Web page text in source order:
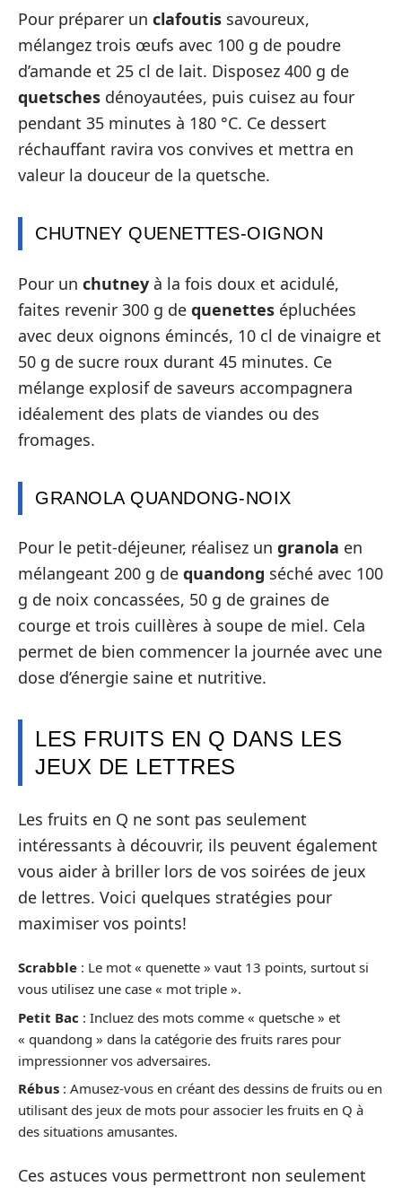
Pour préparer un clafoutis savoureux,
mélangez trois œufs avec 100 g de poudre
d’amande et 25 cl de lait. Disposez 400 g de
quetsches dénoyautées, puis cuisez au four
pendant 35 minutes à 180 °C. Ce dessert
réchauffant ravira vos convives et mettra en
valeur la douceur de la quetsche.
CHUTNEY QUENETTES-OIGNON
Pour un chutney à la fois doux et acidulé,
faites revenir 300 g de quenettes épluchées
avec deux oignons émincés, 10 cl de vinaigre et
50 g de sucre roux durant 45 minutes. Ce
mélange explosif de saveurs accompagnera
idéalement des plats de viandes ou des
fromages.
GRANOLA QUANDONG-NOIX
Pour le petit-déjeuner, réalisez un granola en
mélangeant 200 g de quandong séché avec 100
g de noix concassées, 50 g de graines de
courge et trois cuillères à soupe de miel. Cela
permet de bien commencer la journée avec une
dose d’énergie saine et nutritive.
LES FRUITS EN Q DANS LES
JEUX DE LETTRES
Les fruits en Q ne sont pas seulement
intéressants à découvrir, ils peuvent également
vous aider à briller lors de vos soirées de jeux
de lettres. Voici quelques stratégies pour
maximiser vos points!
Scrabble : Le mot « quenette » vaut 13 points, surtout si
vous utilisez une case « mot triple ».
Petit Bac : Incluez des mots comme « quetsche » et
« quandong » dans la catégorie des fruits rares pour
impressionner vos adversaires.
Rébus : Amusez-vous en créant des dessins de fruits ou en
utilisant des jeux de mots pour associer les fruits en Q à
des situations amusantes.
Ces astuces vous permettront non seulement